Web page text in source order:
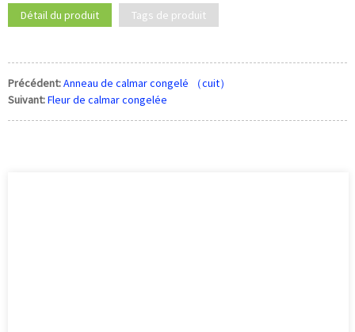
Détail du produit Tags de produit
Précédent:Anneau de calmar congelé （cuit）
Suivant:Fleur de calmar congelée